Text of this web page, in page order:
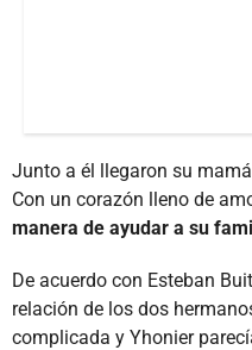
Junto a él llegaron su
Con un corazón lleno de
manera de ayudar a su
De acuerdo con Esteban
relación de los dos
complicada y Yhonier